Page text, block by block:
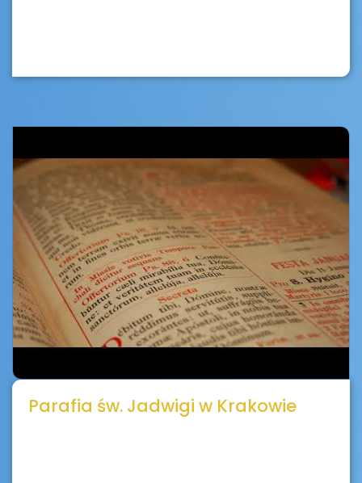
Parafia św. Jadwigi w Krakowie